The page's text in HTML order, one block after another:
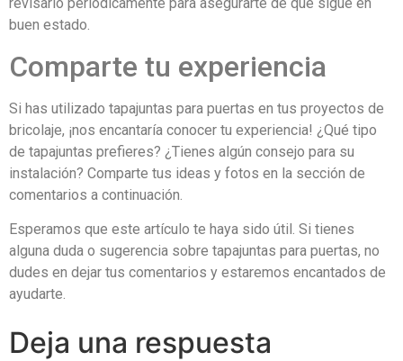
revisarlo periódicamente para asegurarte de que sigue en
buen estado.
Comparte tu experiencia
Si has utilizado tapajuntas para puertas en tus proyectos de
bricolaje, ¡nos encantaría conocer tu experiencia! ¿Qué tipo
de tapajuntas prefieres? ¿Tienes algún consejo para su
instalación? Comparte tus ideas y fotos en la sección de
comentarios a continuación.
Esperamos que este artículo te haya sido útil. Si tienes
alguna duda o sugerencia sobre tapajuntas para puertas, no
dudes en dejar tus comentarios y estaremos encantados de
ayudarte.
Deja una respuesta